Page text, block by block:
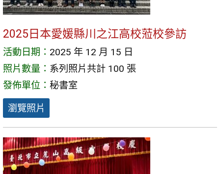
2025日本愛媛縣川之江高校蒞校參訪
活動日期： 2025 年 12 月 15 日
照片數量： 系列照片共計 100 張
發佈單位： 秘書室
瀏覽照片